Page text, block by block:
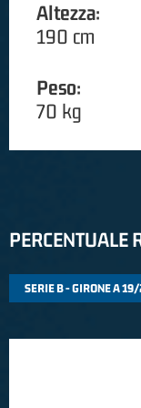
Altezza:
190 cm
Peso:
70 kg
PERCENTUALE